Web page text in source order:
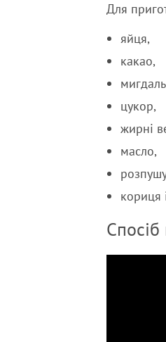
Для
яйця,
какао,
цукор,
жирні
масло,
кориця
Спосіб